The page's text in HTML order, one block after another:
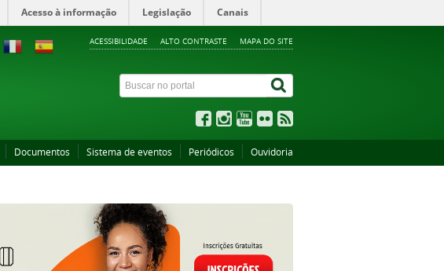
Acesso à informação Legislação Canais
ACESSIBILIDADE ALTO CONTRASTE MAPA DO SITE
Documentos Sistema de eventos Periódicos Ouvidoria